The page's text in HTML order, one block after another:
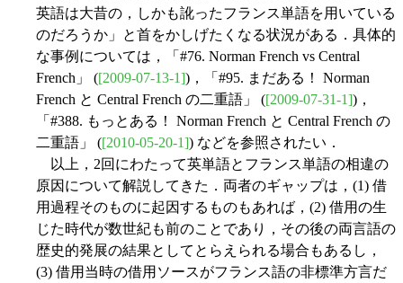
英語は大昔の，しかも訛ったフランス単語を用いている
のだろうか」と首をかしげたくなる状況がある．具体的
な事例については，「#76. Norman French vs Central
French」 ([2009-07-13-1])，「#95. まだある！ Norman
French と Central French の二重語」 ([2009-07-31-1])，
「#388. もっとある！ Norman French と Central French の
二重語」 ([2010-05-20-1]) などを参照されたい．
以上，2回にわたって英単語とフランス単語の相違の
原因について解説してきた．両者のギャップは，(1) 借
用過程そのものに起因するものもあれば，(2) 借用の生
じた時代が数世紀も前のことであり，その後の両言語の
歴史的発展の結果としてとらえられる場合もあるし，
(3) 借用当時の借用ソースがフランス語の非標準方言だ